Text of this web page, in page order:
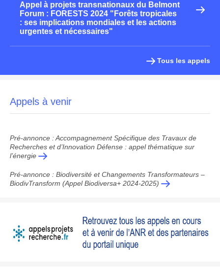
Appel à projets transnationaux du Belmont
Forum : FORESTS 2024 "Forêts tropicales
: ses implications mondiales et les actions
urgentes et nécessaires"
Tous les appels
Appels à venir
Pré-annonce : Accompagnement Spécifique des Travaux de
Recherches et d’Innovation Défense : appel thématique sur
l’énergie
Pré-annonce : Biodiversité et Changements Transformateurs –
BiodivTransform (Appel Biodiversa+ 2024-2025)